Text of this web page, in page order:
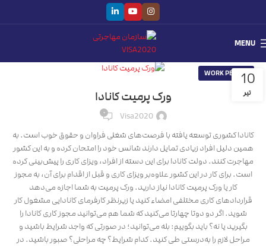
MENU
10
تیر
WORK PERMIT
ورک پرمیت کانادا
Visa2020 ۰
کانادا کشوری توسعه یافته با فرصت‌های شغلی فراوان و حقوق خوب است. به
همین دلیل افراد زیادی تمایل دارند شانس خود را امتحان کرده و به این کشور
مهاجرت کنند. دولت کانادا برای این دسته از افراد، ویزای کاری را پیش‌بینی کرده
است. برای کار در این کشور علاوه‌بر ویزای کاری و قبل از اقدام برای آن، به مجوز
کار یا ورک پرمیت کانادا نیاز دارید. ورک پرمیت به شما اجازه می‌دهد
قراردادهای کاری مختلفی امضاء کنید یا زیرنظر کارفرمای کانادایی مشغول کار
شوید. اگر دو دوتا چهارتا می‌کنید که شما هم می‌توانید مجوز کاری کانادا را
بگیرید یا نه؟ باید بگوییم: بله می‌توانید؛ در صورتی که واجد شرایط باشید و
مراحل لازم را به‌درستی طی کنید. کدام شرایط؟ چه مراحلی؟ صبور باشید. در